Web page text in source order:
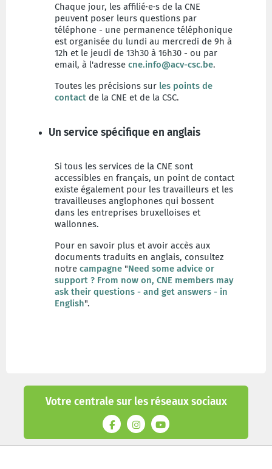
Votre centrale sur les réseaux sociaux
Chaque jour, les affilié·e·s de la CNE
peuvent poser leurs questions par
téléphone - une permanence téléphonique
est organisée du lundi au mercredi de 9h à
12h et le jeudi de 13h30 à 16h30 - ou par
email, à l'adresse cne.info@acv-csc.be.
Toutes les précisions sur les points de
contact de la CNE et de la CSC.
Un service spécifique en anglais
Si tous les services de la CNE sont
accessibles en français, un point de contact
existe également pour les travailleurs et les
travailleuses anglophones qui bossent
dans les entreprises bruxelloises et
wallonnes.
Pour en savoir plus et avoir accès aux
documents traduits en anglais, consultez
notre campagne "Need some advice or
support ? From now on, CNE members may
ask their questions - and get answers - in
English".